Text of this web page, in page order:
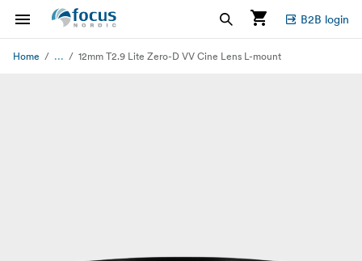
B2B login
Home ... 12mm T2.9 Lite Zero-D VV Cine Lens L-mount